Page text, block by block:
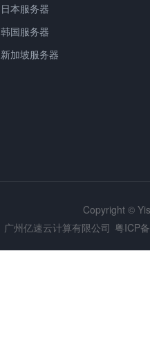
日本服务器
韩国服务器
新加坡服务器
Copyright ©
广州亿速云计算有限公司 粤ICP